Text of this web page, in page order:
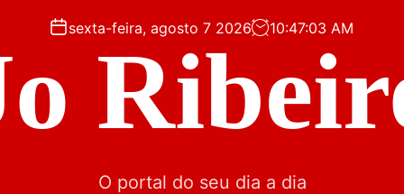
sexta-feira, agosto 7 2026 10:47:05 AM
O portal do seu dia a dia